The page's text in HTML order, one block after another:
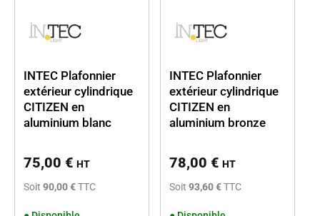
INTEC Plafonnier
extérieur cylindrique
CITIZEN en
aluminium blanc
75,00 € HT
Soit 90,00 €TTC
INTEC Plafonnier
extérieur cylindrique
CITIZEN en
aluminium bronze
78,00 € HT
Soit 93,60 €TTC